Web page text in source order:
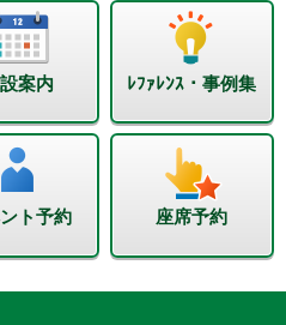
案内 ﾚﾌｧﾚﾝｽ・事例集
ト予約 座席予約